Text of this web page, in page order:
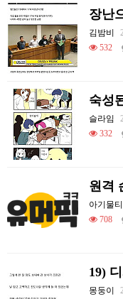
장난
김밤비
532
숙성
슬라임
332
원격
아기물
708
몽둥이